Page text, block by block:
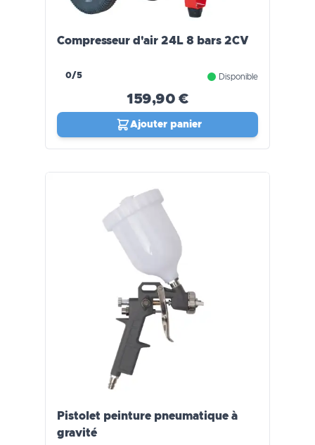
Compresseur d'air 24L 8 bars 2CV
0/5 Disponible
159,90 €
Ajouter panier
Pistolet peinture pneumatique à
gravité